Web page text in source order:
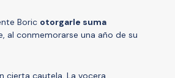
Boric otorgarle suma
al conmemorarse una año de su
cierta cautela. La vocera